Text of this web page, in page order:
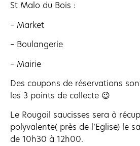
St Malo du Bois :
– Market
– Boulangerie
– Mairie
Des coupons de réservations
les 3 points de collecte 😉
Le Rougail saucisses sera à
polyvalente( près de l’Eglise) le
de 10h30 à 12h00.